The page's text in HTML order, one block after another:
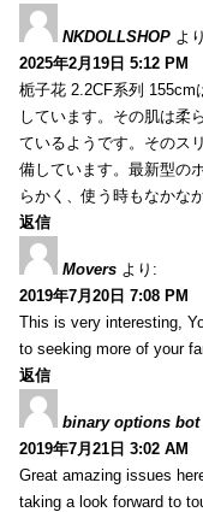
NKDOLLSHOP よ
2025年2月19日 5:12 PM
栀子花 2.2CF系列 155cm
しています。その肌は柔
ているようです。そのス
備しています。最新型の
らかく、使う時もなかな
返信
Movers より:
2019年7月20日 7:08 PM
This is very interesting,
to seeking more of your
返信
binary options bot
2019年7月21日 3:02 AM
Great amazing issues
taking a look forward to